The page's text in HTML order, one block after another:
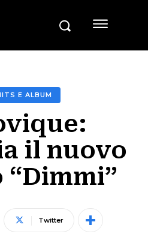
E ALBUM
il nuovo
Twitter